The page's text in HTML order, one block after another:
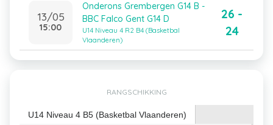
13/05
15:00
Onderons Grembergen G14 B -
BBC Falco Gent G14 D
U14 Niveau 4 R2 B4 (Basketbal
Vlaanderen)
26 -
24
RANGSCHIKKING
U14 Niveau 4 B5 (Basketbal Vlaanderen)